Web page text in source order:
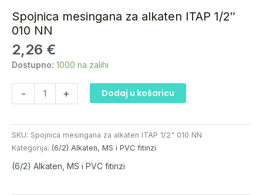
Spojnica mesingana za alkaten ITAP 1/2″
010 NN
2,26 €
Dostupno: 1000 na zalihi
-
ITAP
1/2"
010
NN
količina
+ Dodaj u košaricu
SKU: Spojnica mesingana za alkaten ITAP 1/2" 010 NN
Kategorija: (6/2) Alkaten, MS i PVC fitinzi
(6/2) Alkaten, MS i PVC fitinzi